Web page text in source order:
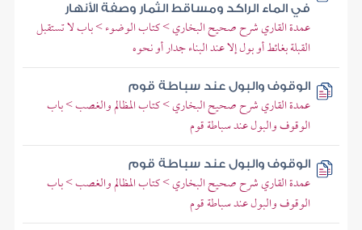
في الماء الراكد ومساقط الثمار وصفة الأنهار
عمدة القاري شرح صحيح البخاري > كتاب الوضوء > باب لا تستقبل
القبلة بغائط أو بول إلا عند البناء جدار أو نحوه
الوقوف والبول عند سباطة قوم
عمدة القاري شرح صحيح البخاري > كتاب المظالم والغصب > باب
الوقوف والبول عند سباطة قوم
الوقوف والبول عند سباطة قوم
عمدة القاري شرح صحيح البخاري > كتاب المظالم والغصب > باب
الوقوف والبول عند سباطة قوم